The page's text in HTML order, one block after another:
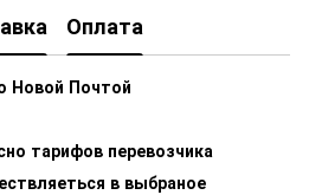
Оплата
Новой Почтой
тарифов перевозчика
в выбраное